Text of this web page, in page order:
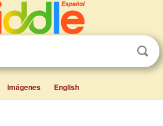
Imágenes English